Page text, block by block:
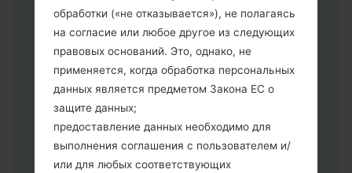
Нажмите и удерживайте клавиши:
регулировки громкости. Подключив
телефон к ПК используя USB кабель.
Нажмите и удерживайте клавиши:
питание, громкости и домой.
Подключите USB кабель и нажмите
клавиши: уменьшение звука и Bixbi.
Нажмите и удерживайте клавиши:
питания и увеличения громкости
обработки («не отказывается»), не полагаясь
на согласие или любое другое из следующих
правовых оснований. Это, однако, не
применяется, когда обработка персональных
данных является предметом Закона ЕС о
защите данных;
предоставление данных необходимо для
выполнения соглашения с пользователем и/
или для любых соответствующих